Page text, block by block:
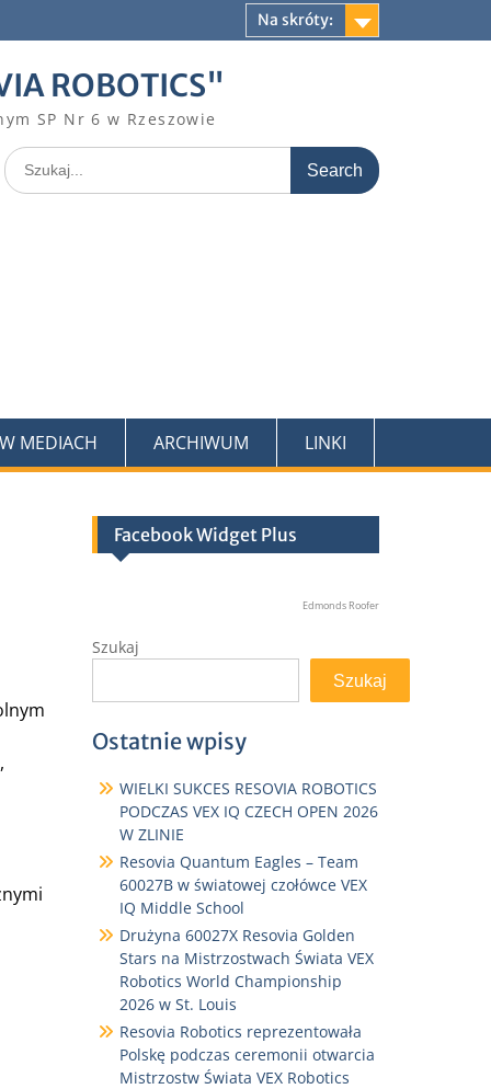
Na skróty:
ROBOTICS"
SP Nr 6 w Rzeszowie
Search
for:
MEDIACH ARCHIWUM LINKI
Facebook Widget Plus
Edmonds Roofer
Szukaj
Szukaj
Ostatnie wpisy
WIELKI SUKCES RESOVIA ROBOTICS
PODCZAS VEX IQ CZECH OPEN 2026
W ZLINIE
Resovia Quantum Eagles – Team
60027B w światowej czołówce VEX
IQ Middle School
Drużyna 60027X Resovia Golden
Stars na Mistrzostwach Świata VEX
Robotics World Championship
2026 w St. Louis
Resovia Robotics reprezentowała
Polskę podczas ceremonii otwarcia
Mistrzostw Świata VEX Robotics